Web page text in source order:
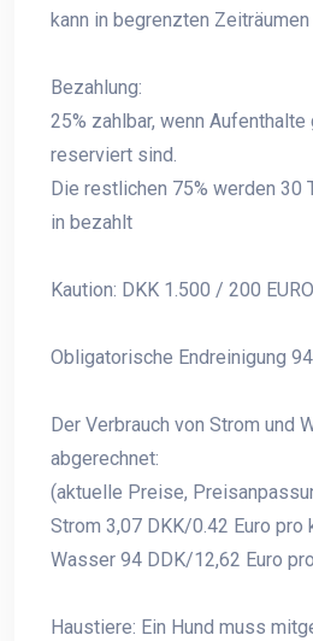
kann in begrenzten
Bezahlung:
25% zahlbar, wenn
reserviert sind.
Die restlichen 75% werden 30
in bezahlt
Kaution: DKK 1.500 / 200 EURO
Obligatorische Endreinigung
Der Verbrauch von Strom und
abgerechnet:
(aktuelle Preise,
Strom 3,07 DKK/0.42 Euro pro
Wasser 94 DDK/12,62 Euro
Haustiere: Ein Hund muss